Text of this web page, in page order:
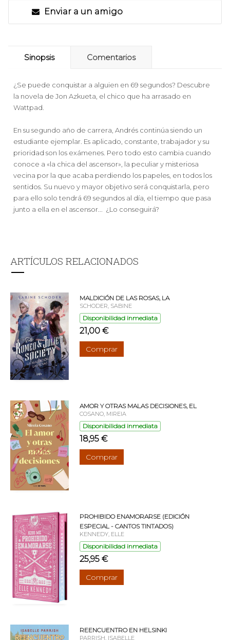
Enviar a un amigo
Sinopsis Comentarios
¿Se puede conquistar a alguien en 69 segundos? Descubre
la novela de Jon Azkueta, el chico que ha arrasado en
Wattpad.
En su segundo año de carrera, Andrés continúa siendo un
estudiante ejemplar. Es aplicado, constante, trabajador y su
prioridad son los exámenes. Pero todo esto cambia cuando
conoce a «la chica del ascensor», la peculiar y misteriosa
vecina por la que acaba perdiendo los papeles, en todos los
sentidos. Su nuevo y mayor objetivo será conquistarla, pero
para ello solo tendrá 69 segundos al día, el tiempo que pasa
junto a ella en el ascensor... ¿Lo conseguirá?
ARTÍCULOS RELACIONADOS
MALDICIÓN DE LAS ROSAS, LA
SCHODER, SABINE
Disponibilidad inmediata
21,00 €
Comprar
AMOR Y OTRAS MALAS DECISIONES, EL
COSANO, MIREIA
Disponibilidad inmediata
18,95 €
Comprar
PROHIBIDO ENAMORARSE (EDICIÓN
ESPECIAL - CANTOS TINTADOS)
KENNEDY, ELLE
Disponibilidad inmediata
25,95 €
Comprar
REENCUENTRO EN HELSINKI
PARRISH, ISABELLE